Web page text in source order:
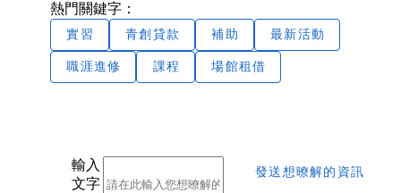
熱門關鍵字：
實習 青創貸款 補助 最新活動
職涯進修 課程 場館租借
輸入
文字
發送想暸解的資訊